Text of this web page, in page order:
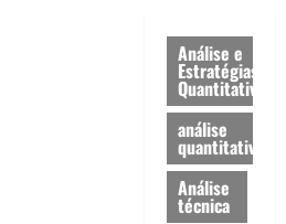
Análise e
Estratégias
Quantitativa
análise
quantitativa
Análise
técnica